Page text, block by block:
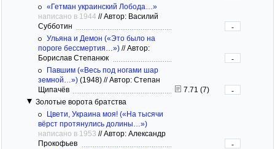
«Гетман украинский Лобода…»
написано в 1944 //Автор: Василий
Субботин
-
Ульяна и Демон («Это было на
пороге бессмертия…») //Автор:
Борислав Степанюк
-
Павшим («Весь под ногами шар
земной…») (1948) //Автор: Степан
Щипачёв
7.71 (7)
-
Золотые ворота братства
Цвети, Украина моя! («На тысячи
вёрст протянулись долины…»)
написано в 1953 //Автор: Александр
Прокофьев
-